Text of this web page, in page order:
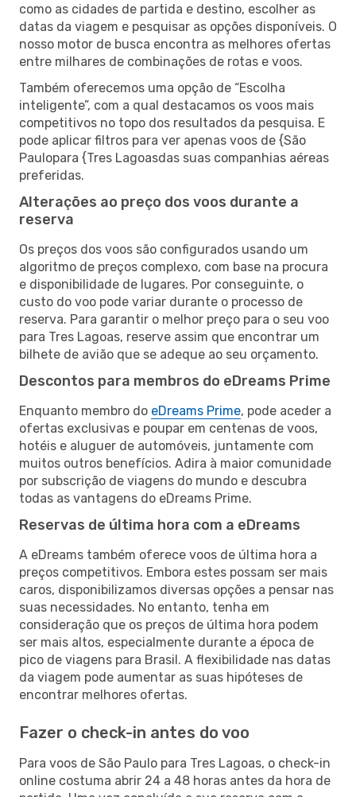
como as cidades de partida e destino, escolher as
datas da viagem e pesquisar as opções disponíveis. O
nosso motor de busca encontra as melhores ofertas
entre milhares de combinações de rotas e voos.
Também oferecemos uma opção de “Escolha
inteligente”, com a qual destacamos os voos mais
competitivos no topo dos resultados da pesquisa. E
pode aplicar filtros para ver apenas voos de {São
Paulopara {Tres Lagoasdas suas companhias aéreas
preferidas.
Alterações ao preço dos voos durante a
reserva
Os preços dos voos são configurados usando um
algoritmo de preços complexo, com base na procura
e disponibilidade de lugares. Por conseguinte, o
custo do voo pode variar durante o processo de
reserva. Para garantir o melhor preço para o seu voo
para Tres Lagoas, reserve assim que encontrar um
bilhete de avião que se adeque ao seu orçamento.
Descontos para membros do eDreams Prime
Enquanto membro do eDreams Prime, pode aceder a
ofertas exclusivas e poupar em centenas de voos,
hotéis e aluguer de automóveis, juntamente com
muitos outros benefícios. Adira à maior comunidade
por subscrição de viagens do mundo e descubra
todas as vantagens do eDreams Prime.
Reservas de última hora com a eDreams
A eDreams também oferece voos de última hora a
preços competitivos. Embora estes possam ser mais
caros, disponibilizamos diversas opções a pensar nas
suas necessidades. No entanto, tenha em
consideração que os preços de última hora podem
ser mais altos, especialmente durante a época de
pico de viagens para Brasil. A flexibilidade nas datas
da viagem pode aumentar as suas hipóteses de
encontrar melhores ofertas.
Fazer o check-in antes do voo
Para voos de São Paulo para Tres Lagoas, o check-in
online costuma abrir 24 a 48 horas antes da hora de